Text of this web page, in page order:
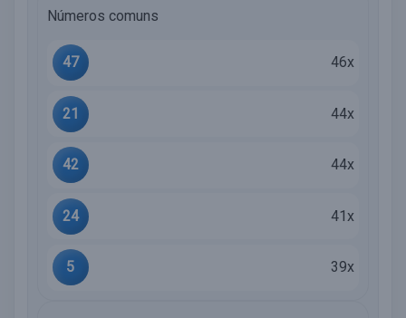
Números comuns
47 46x
21 44x
42 44x
24 41x
5 39x